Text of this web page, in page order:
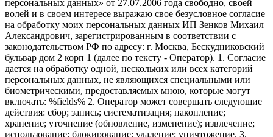
персональных данных» от 27.07.2006 года свободно, своей
волей и в своем интересе выражаю свое безусловное согласие
на обработку моих персональных данных ИП Зенков Михаил
Александрович, зарегистрированным в соответствии с
законодательством РФ по адресу: г. Москва, Бескудниковский
бульвар дом 2 корп 1 (далее по тексту - Оператор). 1. Согласие
дается на обработку одной, нескольких или всех категорий
персональных данных, не являющихся специальными или
биометрическими, предоставляемых мною, которые могут
включать: %fields% 2. Оператор может совершать следующие
действия: сбор; запись; систематизация; накопление;
хранение; уточнение (обновление, изменение); извлечение;
использование; блокирование; удаление; уничтожение. 3.